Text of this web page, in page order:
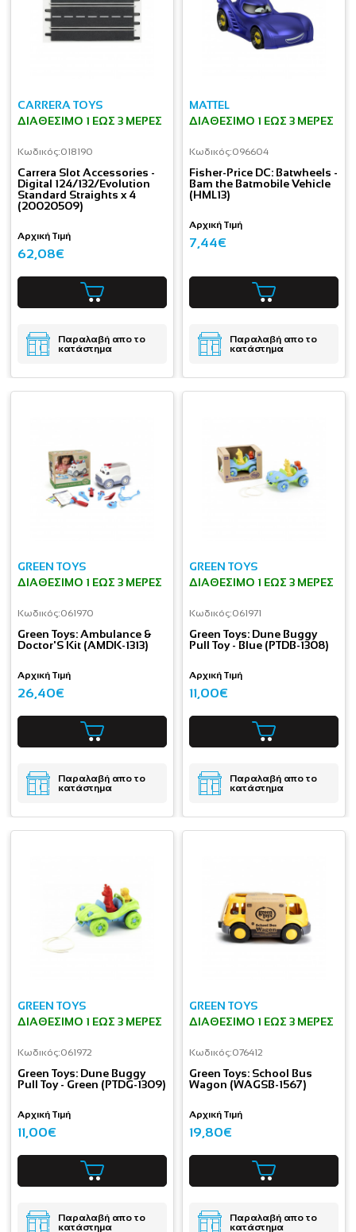
CARRERA TOYS
ΔΙΑΘΈΣΙΜΟ 1 ΕΩΣ 3 ΜΈΡΕΣ
Κωδικός:018190
Carrera Slot Accessories -
Digital 124/132/Evolution
Standard Straights x 4
(20020509)
Αρχική Τιμή
62,08€
Παραλαβή απο το
κατάστημα
MATTEL
ΔΙΑΘΈΣΙΜΟ 1 ΕΩΣ 3 ΜΈΡΕΣ
Κωδικός:096604
Fisher-Price DC: Batwheels -
Bam the Batmobile Vehicle
(HML13)
Αρχική Τιμή
7,44€
Παραλαβή απο το
κατάστημα
GREEN TOYS
ΔΙΑΘΈΣΙΜΟ 1 ΕΩΣ 3 ΜΈΡΕΣ
Κωδικός:061970
Green Toys: Ambulance &
Doctor'S Kit (AMDK-1313)
Αρχική Τιμή
26,40€
Παραλαβή απο το
κατάστημα
GREEN TOYS
ΔΙΑΘΈΣΙΜΟ 1 ΕΩΣ 3 ΜΈΡΕΣ
Κωδικός:061971
Green Toys: Dune Buggy
Pull Toy - Blue (PTDB-1308)
Αρχική Τιμή
11,00€
Παραλαβή απο το
κατάστημα
GREEN TOYS
ΔΙΑΘΈΣΙΜΟ 1 ΕΩΣ 3 ΜΈΡΕΣ
Κωδικός:061972
Green Toys: Dune Buggy
Pull Toy - Green (PTDG-1309)
Αρχική Τιμή
11,00€
Παραλαβή απο το
κατάστημα
GREEN TOYS
ΔΙΑΘΈΣΙΜΟ 1 ΕΩΣ 3 ΜΈΡΕΣ
Κωδικός:076412
Green Toys: School Bus
Wagon (WAGSB-1567)
Αρχική Τιμή
19,80€
Παραλαβή απο το
κατάστημα